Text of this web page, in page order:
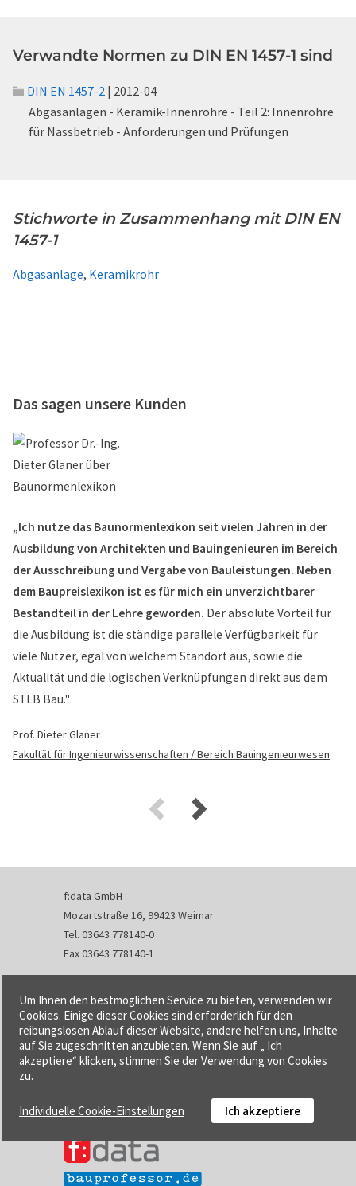
Verwandte Normen zu DIN EN 1457-1 sind
DIN EN 1457-2 | 2012-04
Abgasanlagen - Keramik-Innenrohre - Teil 2: Innenrohre
für Nassbetrieb - Anforderungen und Prüfungen
Stichworte in Zusammenhang mit DIN EN
1457-1
Abgasanlage, Keramikrohr
Das sagen unsere Kunden
„Ich nutze das Baunormenlexikon seit vielen Jahren in der
Ausbildung von Architekten und Bauingenieuren im Bereich
der Ausschreibung und Vergabe von Bauleistungen. Neben
dem Baupreislexikon ist es für mich ein unverzichtbarer
Bestandteil in der Lehre geworden. Der absolute Vorteil für
die Ausbildung ist die ständige parallele Verfügbarkeit für
viele Nutzer, egal von welchem Standort aus, sowie die
Aktualität und die logischen Verknüpfungen direkt aus dem
STLB Bau."
Prof. Dieter Glaner
Fakultät für Ingenieurwissenschaften / Bereich Bauingenieurwesen
f:data GmbH
Mozartstraße 16, 99423 Weimar
Tel. 03643 778140-0
Fax 03643 778140-1
info@fdata.de
Kontakt
Impressum
Datenschutzerklärung
Urheberrecht und Haftung
Cookie-Einstellungen
Um Ihnen den bestmöglichen Service zu bieten, verwenden wir
Cookies. Einige dieser Cookies sind erforderlich für den
reibungslosen Ablauf dieser Website, andere helfen uns, Inhalte
auf Sie zugeschnitten anzubieten. Wenn Sie auf „ Ich
akzeptiere“ klicken, stimmen Sie der Verwendung von Cookies
zu.
Individuelle Cookie-Einstellungen Ich akzeptiere